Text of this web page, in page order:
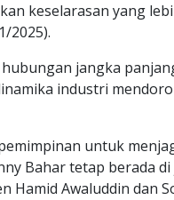
keselarasan yang
2025).
jangka
industri
untuk
Bahar tetap berada
Hamid Awaluddin dan